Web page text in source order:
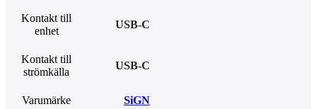
Kontakt till
enhet
USB-C
Kontakt till
strömkälla
USB-C
Varumärke SiGN